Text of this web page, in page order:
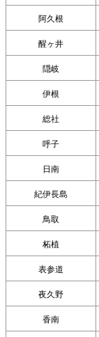
阿久根
醒ヶ井
隠岐
伊根
総社
呼子
日南
紀伊長島
鳥取
柘植
表参道
夜久野
香南